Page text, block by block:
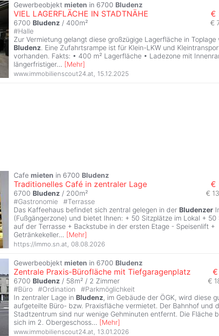
Gewerbeobjekt mieten in 6700 Bludenz
VIEL LAGERFLÄCHE IN STADTNÄHE €
6700 Bludenz / 400m²
€
#Halle
Zur Vermietung gelangt diese großzügige Lagerfläche in Toplage
Bludenz. Eine Zufahrtsrampe ist für Klein-LKW und
vorhanden. Fakts: • 400 m² Lagerfläche • Ladezone mit
längerfristiger... [Mehr]
www.immobilienscout24.at 15.12.2025
Cafe mieten in 6700 Bludenz
Traditionelles Café in zentraler Lage €
6700 Bludenz / 200m²
€
#Gastronomie #Terrasse
Das Kaffeehaus befindet sich zentral gelegen in der Bludenzer
(Fußgängerzone) und bietet Ihnen: + 50 Sitzplätze im Lokal + 50
auf der Terrasse + Backstube in der ersten Etage - Speisenlift +
Getränkekeller... [Mehr]
https://immo.sn.at 08.08.2026
Gewerbeobjekt mieten in 6700 Bludenz
Zentrale Praxis-Bürofläche mit Tiefgaragenplatz €
6700 Bludenz / 58m² / 2 Zimmer
€
#Büro #Ordination #Parkmöglichkeit
In zentraler Lage in Bludenz, im Gebäude der ÖGK, wird diese
aufgeteilte Büro- bzw. Praxisfläche vermietet. Der Bahnhof und
Stadtzentrum sind nur wenige Gehminuten entfernt. Die Fläche
sich im 2. Obergeschoss... [Mehr]
www.immobilienscout24.at 13.01.2026